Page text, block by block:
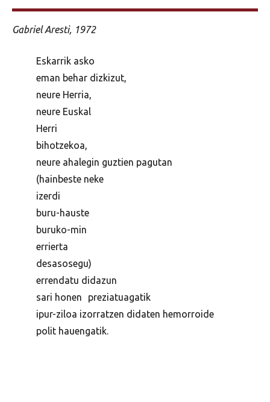
Gabriel Aresti, 1972
Eskarrik asko
eman behar dizkizut,
neure Herria,
neure Euskal
Herri
bihotzekoa,
neure ahalegin guztien pagutan
(hainbeste neke
izerdi
buru-hauste
buruko-min
errierta
desasosegu)
errendatu didazun
sari honen preziatuagatik
ipur-ziloa izorratzen didaten hemorroide
polit hauengatik.